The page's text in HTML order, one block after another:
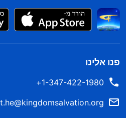
פנו אלינו
1-347-422-1980+